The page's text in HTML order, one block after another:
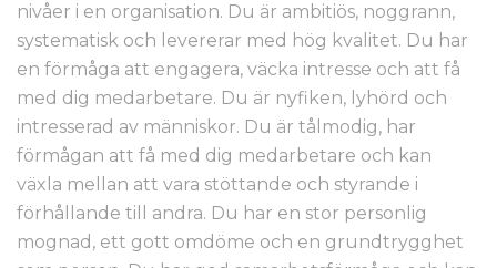
nivåer i en organisation. Du är ambitiös, noggrann,
systematisk och levererar med hög kvalitet. Du har
en förmåga att engagera, väcka intresse och att få
med dig medarbetare. Du är nyfiken, lyhörd och
intresserad av människor. Du är tålmodig, har
förmågan att få med dig medarbetare och kan
växla mellan att vara stöttande och styrande i
förhållande till andra. Du har en stor personlig
mognad, ett gott omdöme och en grundtrygghet